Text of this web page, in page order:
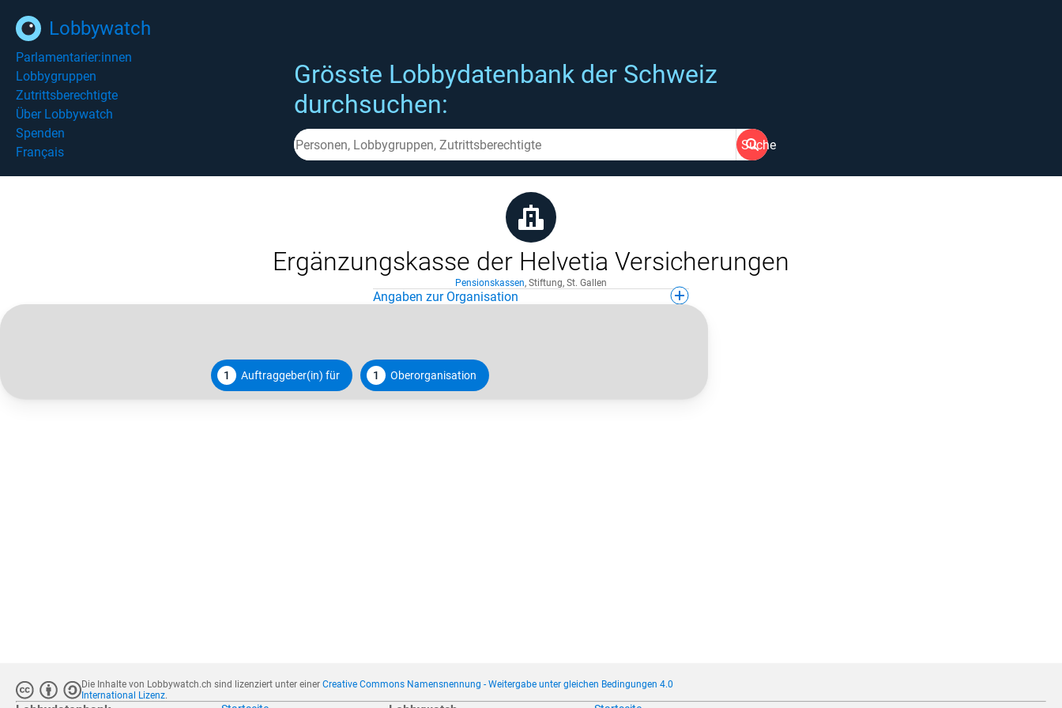
Lobbywatch
Parlamentarier:innen
Lobbygruppen
Zutrittsberechtigte
Über Lobbywatch
Spenden
Français
Grösste Lobbydatenbank der Schweiz
durchsuchen:
Suche
Ergänzungskasse der Helvetia Versicherungen
Pensionskassen, Stiftung, St. Gallen
Angaben zur Organisation
1 Auftraggeber(in) für 1 Oberorganisation
Die Inhalte von Lobbywatch.ch sind lizenziert unter einerCreative Commons Namensnennung - Weitergabe unter gleichen Bedingungen 4.0
International Lizenz.